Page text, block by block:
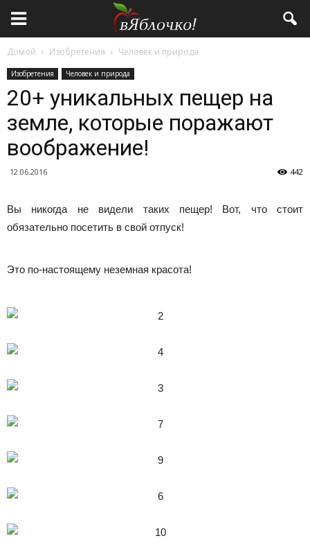
Домой Изобретения Человек и природа
Изобретения Человек и природа
20+ уникальных пещер на
земле, которые поражают
воображение!
12.06.2016 442
Вы никогда не видели таких пещер! Вот, что стоит
обязательно посетить в свой отпуск!
Это по-настоящему неземная красота!